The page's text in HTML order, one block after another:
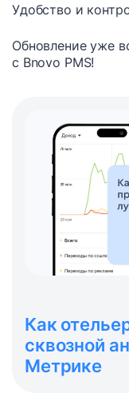
Удобство и
Обновление уже
с Bnovo PMS!
Как
сквозной
Метрике